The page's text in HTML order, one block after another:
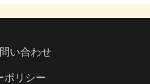
い合わせ
ポリシー